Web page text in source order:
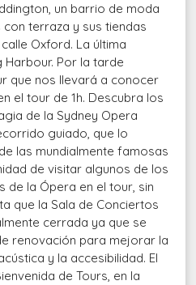
un barrio de moda
terraza y sus tiendas
Oxford. La última
Por la tarde
que nos llevará a conocer
el tour de 1h. Descubra los
de la Sydney Opera
guiado, que lo
las mundialmente famosas
de visitar algunos de los
la Ópera en el tour, sin
que la Sala de Conciertos
cerrada ya que se
renovación para mejorar la
y la accesibilidad. El
de Tours, en la